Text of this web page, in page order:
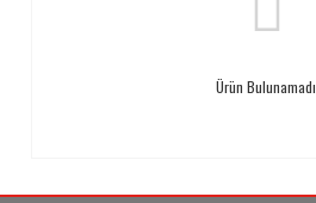
Ürün Bulunamadı.